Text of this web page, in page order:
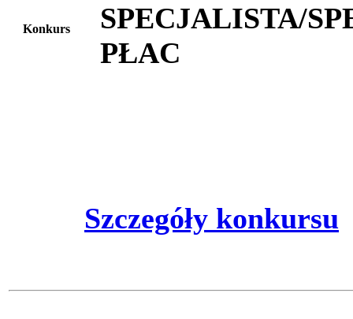
Konkurs
SPECJALISTA/
PŁAC
Szczegóły konkursu